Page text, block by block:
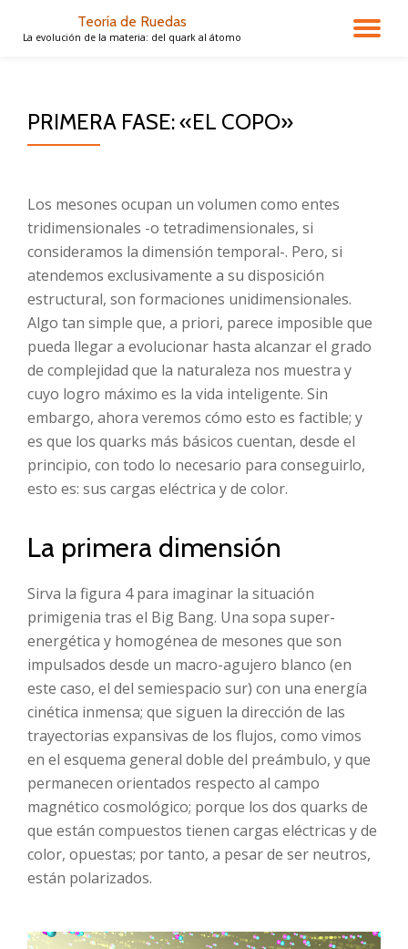
Saltar
Teoría de Ruedas
La evolución de la materia: del quark al átomo
PRIMERA FASE: «EL COPO»
Los mesones ocupan un volumen como entes
tridimensionales -o tetradimensionales, si
consideramos la dimensión temporal-. Pero, si
atendemos exclusivamente a su disposición
estructural, son formaciones unidimensionales.
Algo tan simple que, a priori, parece imposible que
pueda llegar a evolucionar hasta alcanzar el grado
de complejidad que la naturaleza nos muestra y
cuyo logro máximo es la vida inteligente. Sin
embargo, ahora veremos cómo esto es factible; y
es que los quarks más básicos cuentan, desde el
principio, con todo lo necesario para conseguirlo,
esto es: sus cargas eléctrica y de color.
La primera dimensión
Sirva la figura 4 para imaginar la situación
primigenia tras el Big Bang. Una sopa super-
energética y homogénea de mesones que son
impulsados desde un macro-agujero blanco (en
este caso, el del semiespacio sur) con una energía
cinética inmensa; que siguen la dirección de las
trayectorias expansivas de los flujos, como vimos
en el esquema general doble del preámbulo, y que
permanecen orientados respecto al campo
magnético cosmológico; porque los dos quarks de
que están compuestos tienen cargas eléctricas y de
color, opuestas; por tanto, a pesar de ser neutros,
están polarizados.